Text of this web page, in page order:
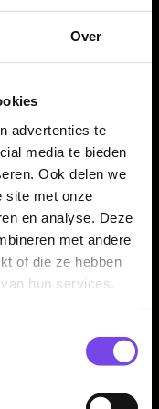
Over
advertenties te
media te bieden
Ook delen we
site met onze
en analyse. Deze
met andere
of die ze hebben
hun services.
per set van
voor één complete
altijd goed op
Black